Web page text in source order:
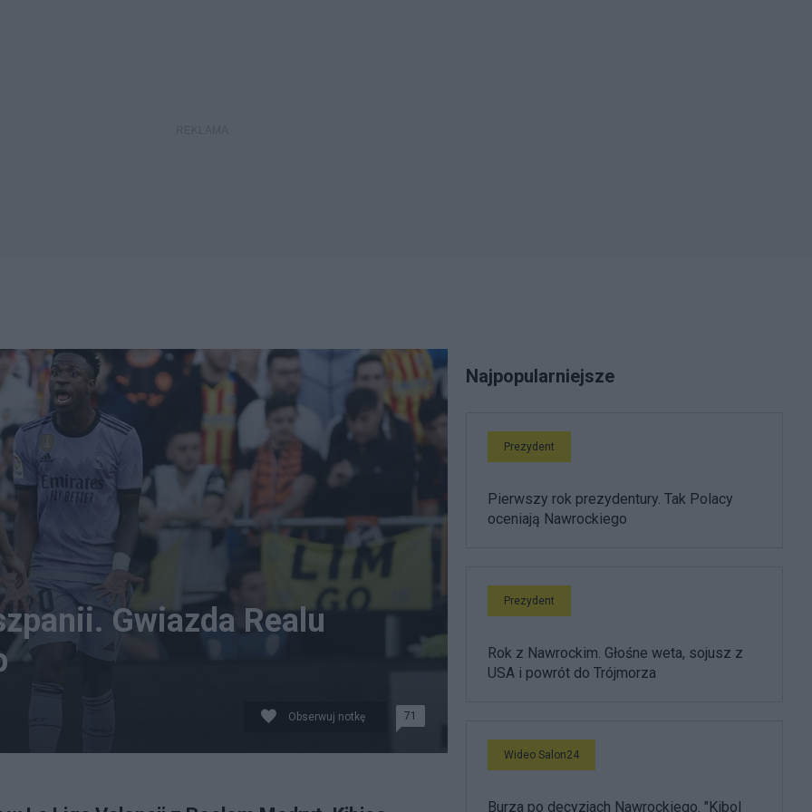
Gwiazda Realu
Obserwuj notkę 71
Najpopularniejsze
Prezydent
Pierwszy rok prezydentury. Tak Polacy
oceniają Nawrockiego
Prezydent
Rok z Nawrockim. Głośne weta, sojusz z
USA i powrót do Trójmorza
Wideo Salon24
Burza po decyzjach Nawrockiego. "Kibol